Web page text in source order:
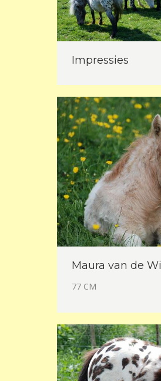
Impressies
Maura van de
77 CM